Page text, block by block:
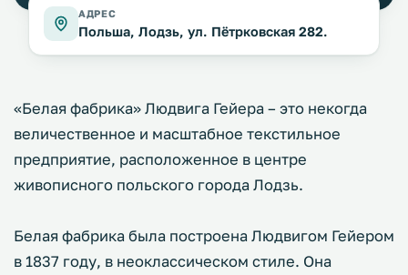
АДРЕС
Польша, Лодзь, ул. Пётрковская 282.
«Белая фабрика» Людвига Гейера – это некогда
величественное и масштабное текстильное
предприятие, расположенное в центре
живописного польского города Лодзь.
Белая фабрика была построена Людвигом Гейером
в 1837 году, в неоклассическом стиле. Она